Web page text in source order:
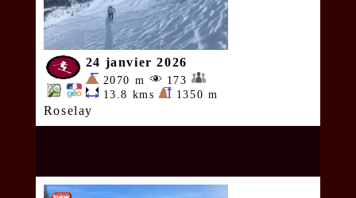
24 janvier 2026
2070 m
173
13.8 kms
1350 m
Roselay